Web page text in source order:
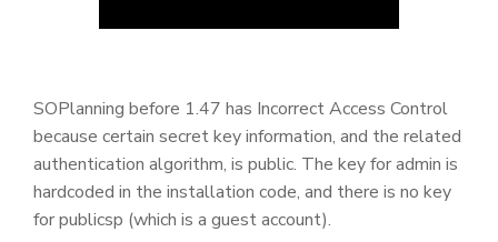
SOPlanning before 1.47 has Incorrect Access Control
because certain secret key information, and the related
authentication algorithm, is public. The key for admin is
hardcoded in the installation code, and there is no key
for publicsp (which is a guest account).